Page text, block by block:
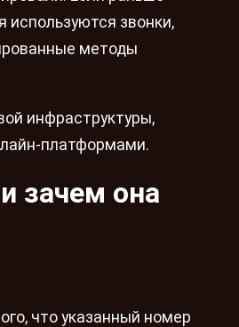
используются звонки,
методы
инфраструктуры,
платформами.
зачем она
что указанный номер